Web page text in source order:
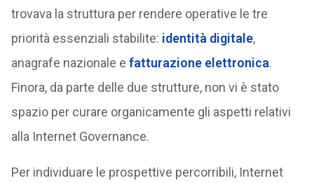
trovava la struttura per rendere operative le tre
priorità essenziali stabilite: identità digitale,
anagrafe nazionale e fatturazione elettronica.
Finora, da parte delle due strutture, non vi è stato
spazio per curare organicamente gli aspetti relativi
alla Internet Governance.
Per individuare le prospettive percorribili, Internet